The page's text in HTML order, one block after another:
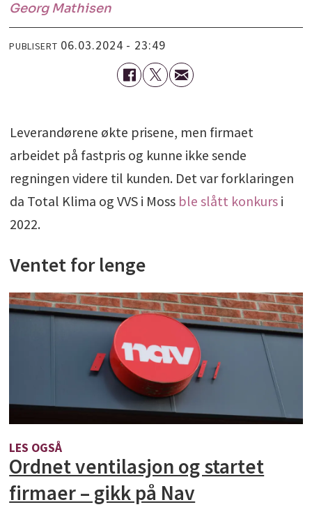
Georg Mathisen
PUBLISERT 06.03.2024 - 23:49
Leverandørene økte prisene, men firmaet
arbeidet på fastpris og kunne ikke sende
regningen videre til kunden. Det var forklaringen
da Total Klima og VVS i Moss ble slått konkursi
2022.
Ventet for lenge
LES OGSÅ
Ordnet ventilasjon og startet
firmaer – gikk på Nav